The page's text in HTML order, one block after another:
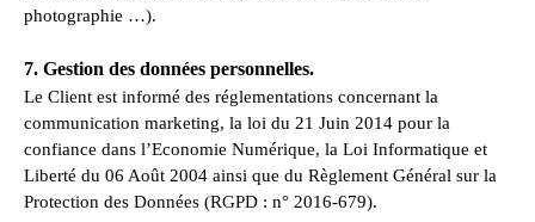
photographie …).
7. Gestion des données personnelles.
Le Client est informé des réglementations concernant la
communication marketing, la loi du 21 Juin 2014 pour la
confiance dans l’Economie Numérique, la Loi Informatique et
Liberté du 06 Août 2004 ainsi que du Règlement Général sur la
Protection des Données (RGPD : n° 2016-679).